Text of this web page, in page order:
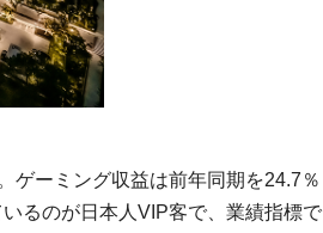
ゲーミング収益は前年同期を24.7％
るのが日本人VIP客で、業績指標で